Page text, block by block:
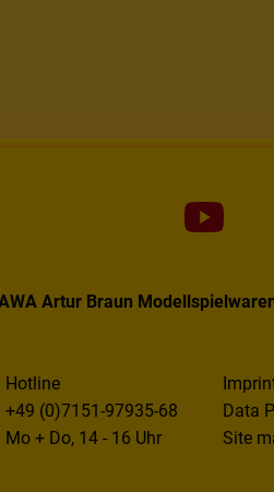
Artur Braun
Hotline
+49 (0)7151-97935-68
Mo + Do, 14 - 16 Uhr
Data
Site